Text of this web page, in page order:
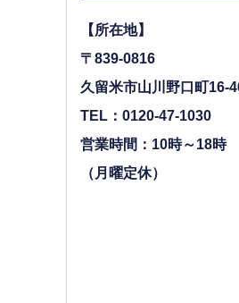
【所在地】
〒839-0816
久留米市山川野口町16-
TEL：0120-47-1030
営業時間：10時～18時
（月曜定休）